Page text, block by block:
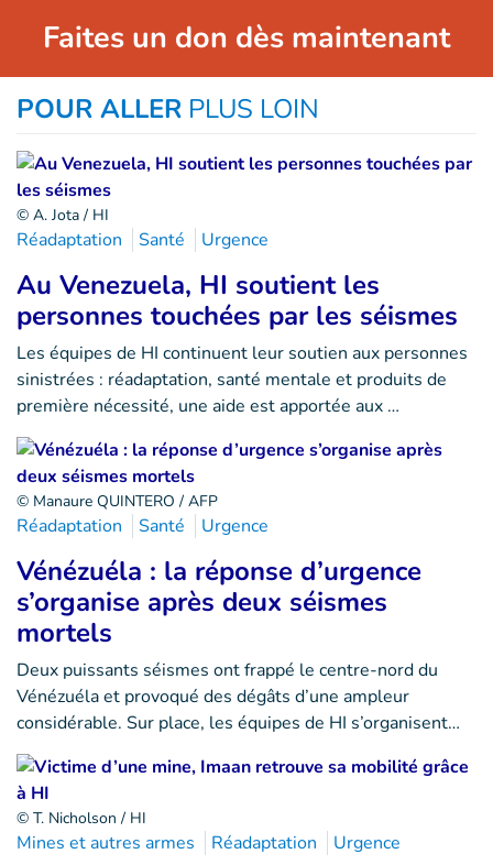
Faites un don dès maintenant
POUR ALLER PLUS LOIN
© A. Jota / HI
Réadaptation Santé Urgence
Au Venezuela, HI soutient les
personnes touchées par les séismes
Les équipes de HI continuent leur soutien aux personnes
sinistrées : réadaptation, santé mentale et produits de
première nécessité, une aide est apportée aux …
© Manaure QUINTERO / AFP
Réadaptation Santé Urgence
Vénézuéla : la réponse d’urgence
s’organise après deux séismes
mortels
Deux puissants séismes ont frappé le centre-nord du
Vénézuéla et provoqué des dégâts d’une ampleur
considérable. Sur place, les équipes de HI s’organisent…
© T. Nicholson / HI
Mines et autres armes Réadaptation Urgence